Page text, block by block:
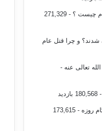
چیست ؟
- 271,329
و چرا قتل عام
تعالی عنه -
- 180,568 بازدید
روزه
- 173,615